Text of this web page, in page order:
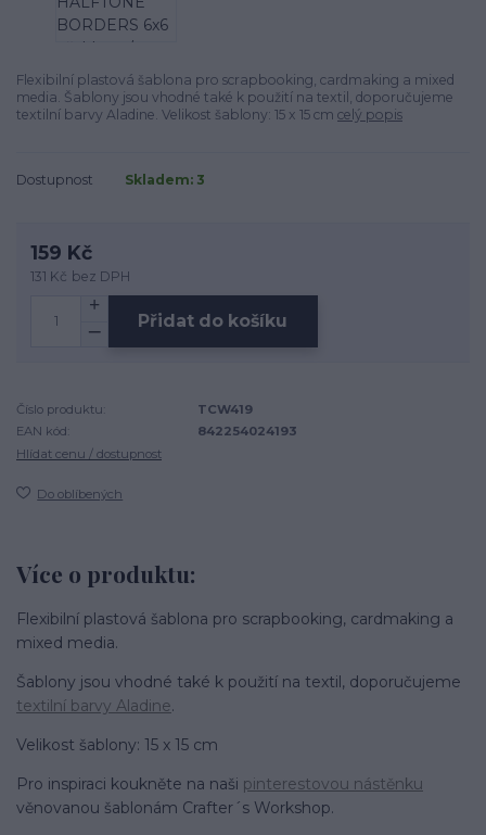
Flexibilní plastová šablona pro scrapbooking, cardmaking a mixed
media. Šablony jsou vhodné také k použití na textil, doporučujeme
textilní barvy Aladine. Velikost šablony: 15 x 15 cm celý popis
Dostupnost Skladem: 3
159 Kč
131 Kč bez DPH
Přidat do košíku
Číslo produktu:
TCW419
EAN kód:
842254024193
Hlídat cenu / dostupnost
Do oblíbených
Více o produktu:
Flexibilní plastová šablona pro scrapbooking, cardmaking a
mixed media.
Šablony jsou vhodné také k použití na textil, doporučujeme
textilní barvy Aladine.
Velikost šablony: 15 x 15 cm
Pro inspiraci koukněte na naši pinterestovou nástěnku
věnovanou šablonám Crafter´s Workshop.